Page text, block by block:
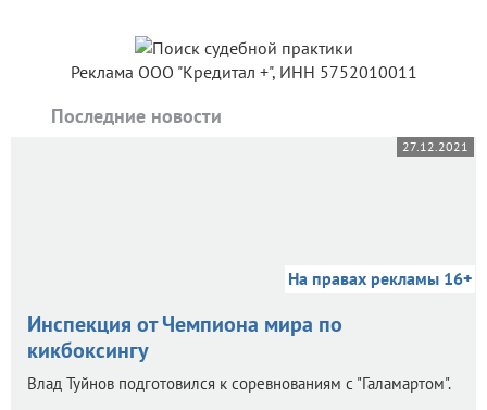
Реклама ООО "Кредитал +", ИНН 5752010011
Последние новости
27.12.2021
На правах рекламы 16+
Инспекция от Чемпиона мира по
кикбоксингу
Влад Туйнов подготовился к соревнованиям с "Галамартом".